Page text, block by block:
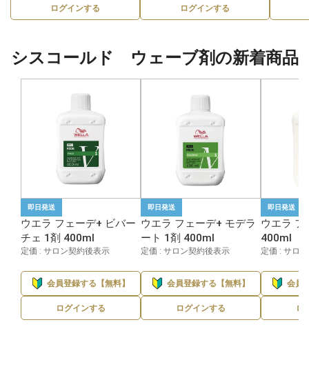
ログインする ログインする
シスコールド ウェーブ剤の新着商品
即日発送
ウエラ フェーデ+ ビバー
チェ 1剤 400ml
定価 : サロン契約後表示
会員登録する【無料】
ログインする
即日発送
ウエラ フェーデ+ モデラ
ート 1剤 400ml
定価 : サロン契約後表示
会員登録する【無料】
ログインする
即日発送
ウエラ フ
400ml
定価 : サロ
会員
ロ